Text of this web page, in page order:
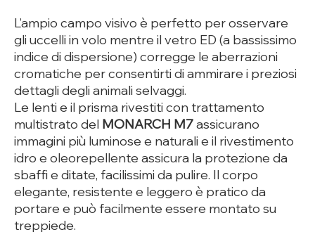
L’ampio campo visivo è perfetto per osservare
gli uccelli in volo mentre il vetro ED (a bassissimo
indice di dispersione) corregge le aberrazioni
cromatiche per consentirti di ammirare i preziosi
dettagli degli animali selvaggi.
Le lenti e il prisma rivestiti con trattamento
multistrato del MONARCH M7assicurano
immagini più luminose e naturali e il rivestimento
idro e oleorepellente assicura la protezione da
sbaffi e ditate, facilissimi da pulire. Il corpo
elegante, resistente e leggero è pratico da
portare e può facilmente essere montato su
treppiede.